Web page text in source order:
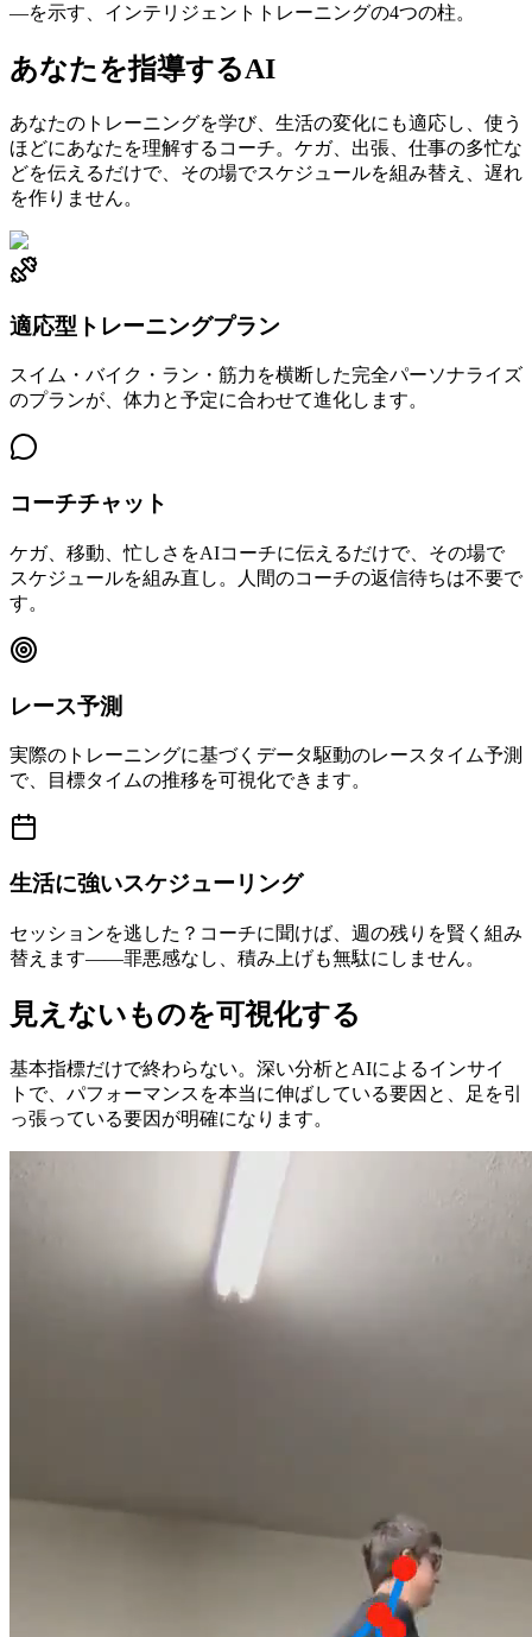
—を示す、インテリジェントトレーニングの4つの柱。
あなたを指導するAI
あなたのトレーニングを学び、生活の変化にも適応し、使う
ほどにあなたを理解するコーチ。ケガ、出張、仕事の多忙な
どを伝えるだけで、その場でスケジュールを組み替え、遅れ
を作りません。
適応型トレーニングプラン
スイム・バイク・ラン・筋力を横断した完全パーソナライズ
のプランが、体力と予定に合わせて進化します。
コーチチャット
ケガ、移動、忙しさをAIコーチに伝えるだけで、その場で
スケジュールを組み直し。人間のコーチの返信待ちは不要で
す。
レース予測
実際のトレーニングに基づくデータ駆動のレースタイム予測
で、目標タイムの推移を可視化できます。
生活に強いスケジューリング
セッションを逃した？コーチに聞けば、週の残りを賢く組み
替えます——罪悪感なし、積み上げも無駄にしません。
見えないものを可視化する
基本指標だけで終わらない。深い分析とAIによるインサイ
トで、パフォーマンスを本当に伸ばしている要因と、足を引
っ張っている要因が明確になります。